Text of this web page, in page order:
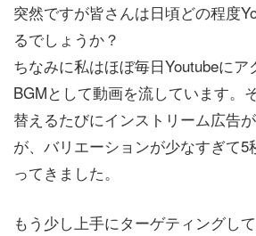
突然ですが皆さんは日頃どの程度
るでしょうか？
ちなみに私はほぼ毎日Youtubeにア
BGMとして動画を流しています。
替えるたびにインストリーム広告
が、バリエーションが少なすぎて5
ってきました。
もう少し上手にターゲティングし